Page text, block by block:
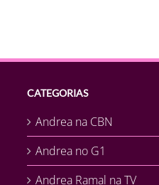
CATEGORIAS
Andrea na CBN
Andrea no G1
Andrea Ramal na TV